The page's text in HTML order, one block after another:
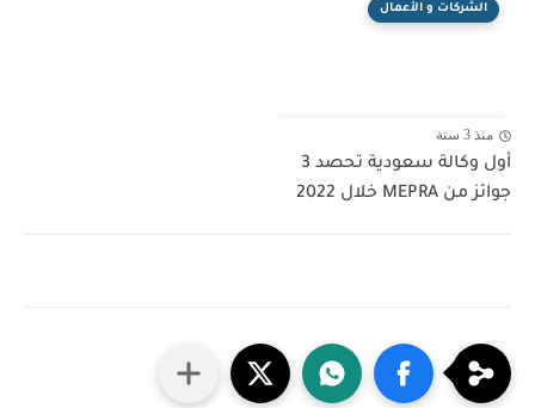
الشركات و الأعمال
منذ 3 سنة
أول وكالة سعودية تحصد 3
جوائز من MEPRA خلال 2022